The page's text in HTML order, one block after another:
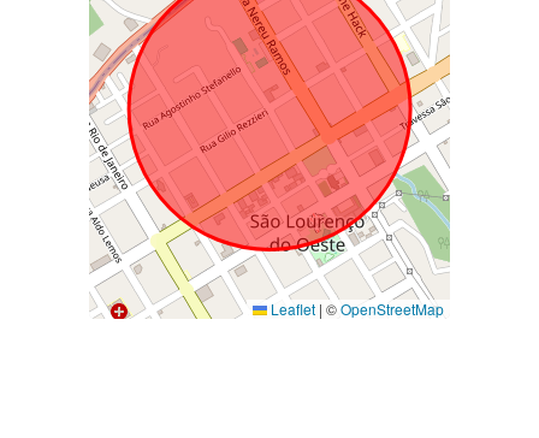
Leaflet | ©OpenStreetMap